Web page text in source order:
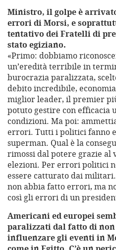
Ministro, il golpe è
errori di Morsi, e
tentativo dei Fratelli di
stato egiziano.
«Primo: dobbiamo
un’eredità terribile in
burocrazia paralizzata,
debito incredibile,
miglior leader, il premier
potuto gestire con efficacia
condizioni. Ma poi:
errori. Tutti i politici fanno
superman. Qual è la
rimossi dal potere grazie al
elezioni. Per errori politici
essere catturato dai
non abbia fatto errori, ma
così gli errori di un
Americani ed europei
paralizzati dal fatto di non
influenzare gli eventi in